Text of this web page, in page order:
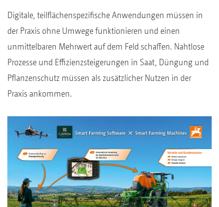
Digitale, teilflächenspezifische Anwendungen müssen in
der Praxis ohne Umwege funktionieren und einen
unmittelbaren Mehrwert auf dem Feld schaffen. Nahtlose
Prozesse und Effizienzsteigerungen in Saat, Düngung und
Pflanzenschutz müssen als zusätzlicher Nutzen in der
Praxis ankommen.